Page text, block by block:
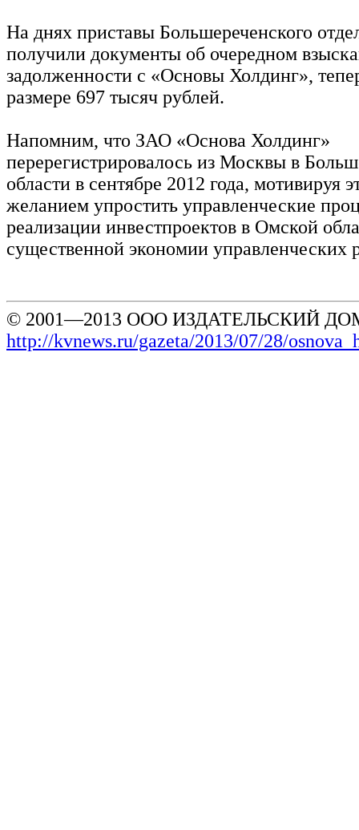
На днях приставы Большереченского
получили документы об очередном
задолженности с «Основы Холдинг»,
размере 697 тысяч рублей.
Напомним, что ЗАО «Основа Холдинг»
перерегистрировалось из Москвы в
области в сентябре 2012 года, мотивируя
желанием упростить управленческие
реализации инвестпроектов в Омской
существенной экономии управленческих
© 2001—2013 ООО ИЗДАТЕЛЬСКИЙ
http://kvnews.ru/gazeta/2013/07/28/